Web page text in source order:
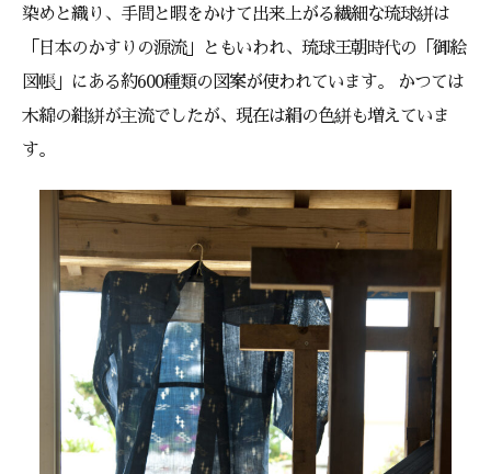
染めと織り、手間と暇をかけて出来上がる繊細な琉球絣は
「日本のかすりの源流」ともいわれ、琉球王朝時代の「御絵
図帳」にある約600種類の図案が使われています。 かつては
木綿の紺絣が主流でしたが、現在は絹の色絣も増えていま
す。